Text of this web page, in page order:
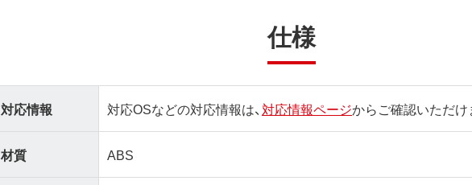
仕様
対応情報 対応OSなどの対応情報は、対応情報ページからご確認いただけ
材質 ABS